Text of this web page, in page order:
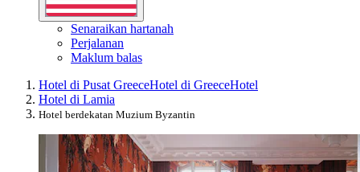
Senaraikan hartanah
Perjalanan
Maklum balas
Hotel di Pusat GreeceHotel di GreeceHotel
Hotel di Lamia
Hotel berdekatan Muzium Byzantin